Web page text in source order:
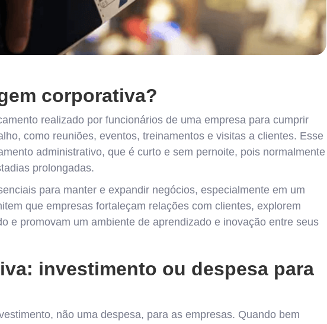
corporativa?
realizado por funcionários de uma empresa para cumprir
como reuniões, eventos, treinamentos e visitas a clientes. Esse
administrativo, que é curto e sem pernoite, pois normalmente
prolongadas.
para manter e expandir negócios, especialmente em um
que empresas fortaleçam relações com clientes, explorem
e promovam um ambiente de aprendizado e inovação entre seus
investimento ou despesa para
não uma despesa, para as empresas. Quando bem